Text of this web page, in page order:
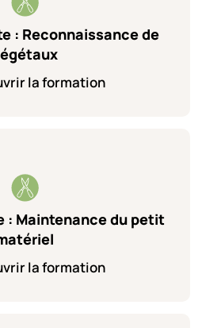
: Reconnaissance de
la formation
: Maintenance du petit
la formation